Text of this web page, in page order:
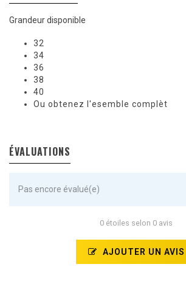
Grandeur disponible
32
34
36
38
40
Ou obtenez l'esemble complèt
ÉVALUATIONS
Pas encore évalué(e)
0 étoiles selon 0 avis
AJOUTER UN AVIS